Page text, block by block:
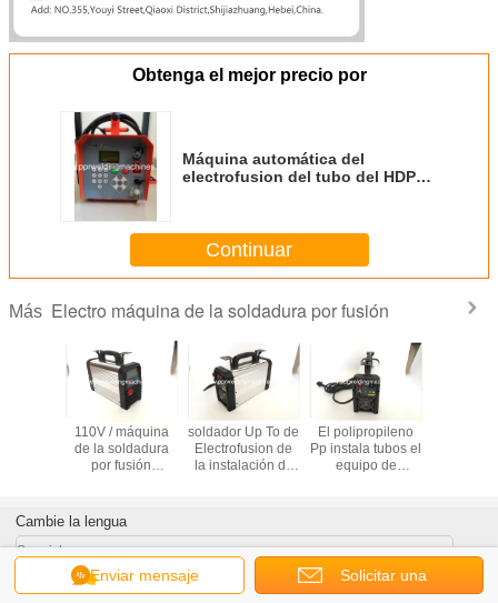
Obtenga el mejor precio por
Máquina automática del
electrofusion del tubo del HDPE
Continuar
Más Electro máquina de la soldadura por fusión
del
y
110V / máquina
de la soldadura
por fusión
el certificado del
CE
soldador Up To de
Electrofusion de
la instalación de
El polipropileno
Pp instala tubos el
equipo de
del
Enviar mensaje Solicitar una
Cambie la lengua
Spanish